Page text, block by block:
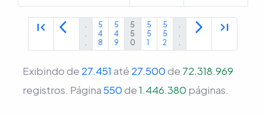
first_page arrow_back_ios
.
.
.
5
4
8
5
4
9
5
5
0
5
5
1
5
5
2
.
.
.
arrow_forward_ios last_page
Exibindo de 27.451 até 27.500de 72.318.969
registros. Página550de1.446.380 páginas.